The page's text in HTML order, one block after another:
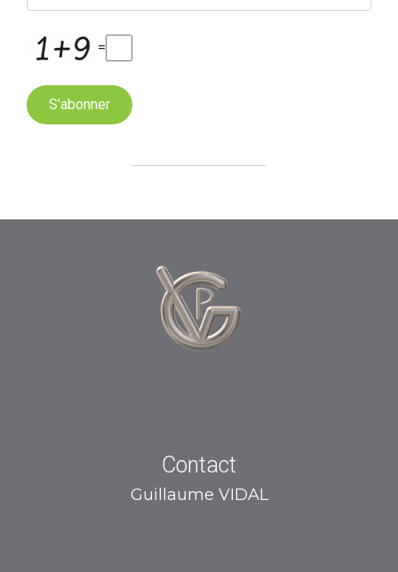
=
S'abonner
Contact
Guillaume VIDAL